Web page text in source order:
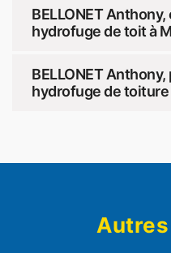
BELLONET
hydrofuge de toit à
BELLONET
hydrofuge de toiture